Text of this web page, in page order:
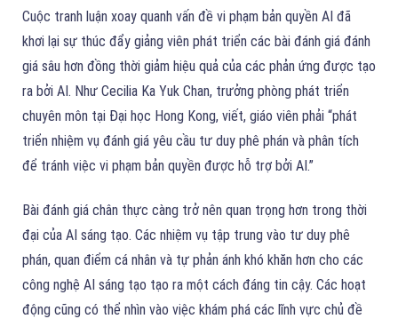
Cuộc tranh luận xoay quanh vấn đề vi phạm bản quyền AI đã
khơi lại sự thúc đẩy giảng viên phát triển các bài đánh giá đánh
giá sâu hơn đồng thời giảm hiệu quả của các phản ứng được tạo
ra bởi AI. Như Cecilia Ka Yuk Chan, trưởng phòng phát triển
chuyên môn tại Đại học Hong Kong, viết, giáo viên phải “phát
triển nhiệm vụ đánh giá yêu cầu tư duy phê phán và phân tích
để tránh việc vi phạm bản quyền được hỗ trợ bởi AI.”
Bài đánh giá chân thực càng trở nên quan trọng hơn trong thời
đại của AI sáng tạo. Các nhiệm vụ tập trung vào tư duy phê
phán, quan điểm cá nhân và tự phản ánh khó khăn hơn cho các
công nghệ AI sáng tạo tạo ra một cách đáng tin cậy. Các hoạt
động cũng có thể nhìn vào việc khám phá các lĩnh vực chủ đề